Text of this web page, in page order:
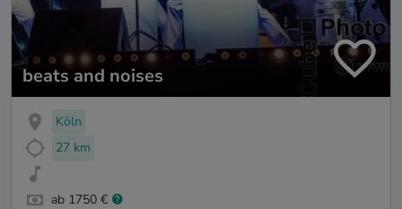
beats and noises
Köln
27 km
ab 1750 €